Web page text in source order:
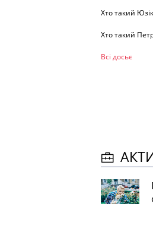
Хто такий
Хто такий
Всі досьє